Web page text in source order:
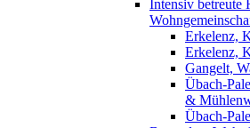
Intensiv betreute
Erkelenz,
Erkelenz,
Gangelt,
Übach-
&
Übach-